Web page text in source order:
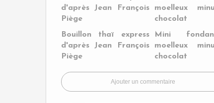
Bouillon thaï express
d'après Jean François
Piège
Mini
moelleux
chocolat
Ajouter un commentaire